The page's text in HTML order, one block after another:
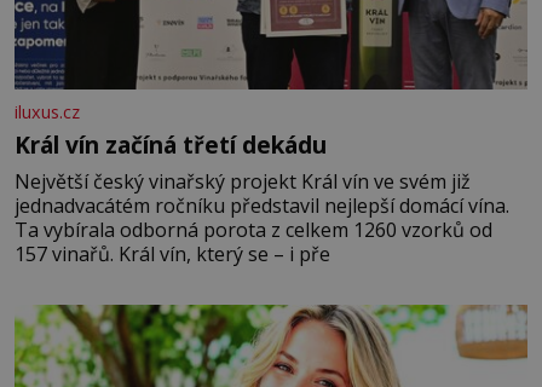
iluxus.cz
Král vín začíná třetí dekádu
Největší český vinařský projekt Král vín ve svém již
jednadvacátém ročníku představil nejlepší domácí vína.
Ta vybírala odborná porota z celkem 1260 vzorků od
157 vinařů. Král vín, který se – i pře